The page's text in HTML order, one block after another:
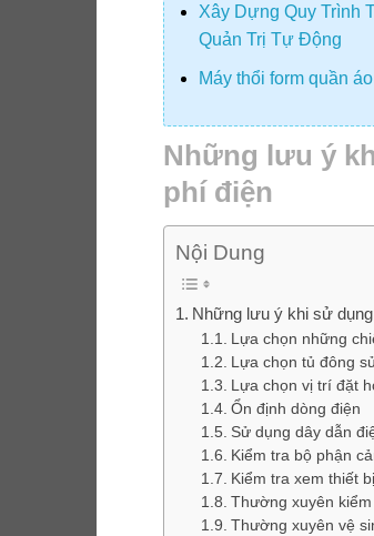
Xây Dựng Quy Trình
Quản Trị Tự Động
Máy thổi form quần
Những lưu ý
phí điện
Nội Dung
Những lưu ý khi sử
Lựa chọn những
Lựa chọn tủ đông
Lựa chọn vị trí đặt
Ổn định dòng điện
Sử dụng dây dẫn
Kiểm tra bộ phận
Kiểm tra xem thiết
Thường xuyên
Thường xuyên vệ